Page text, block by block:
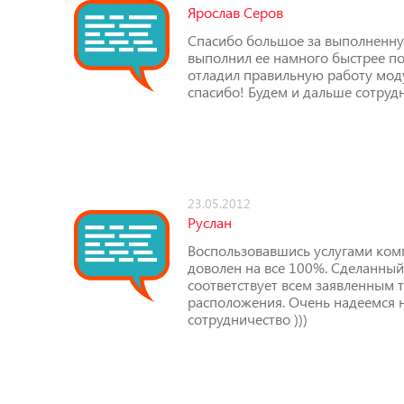
Ярослав Серов
Спасибо большое за
выполнил ее намного быстрее
отладил правильную работу
спасибо! Будем и дальше
23.05.2012
Руслан
Воспользовавшись услугами
доволен на все 100%.
соответствует всем
расположения. Очень надеемся
сотрудничество )))